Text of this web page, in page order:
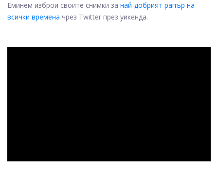
Еминем изброи своите снимки за най-добрият рапър на
всички времена чрез Twitter през уикенда.